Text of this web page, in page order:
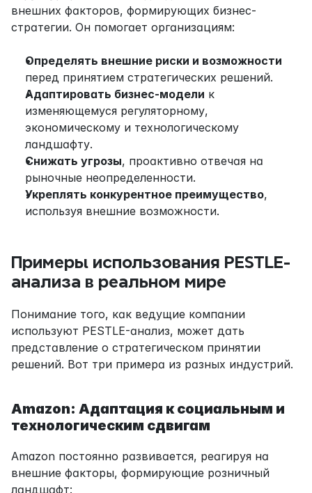
внешних факторов, формирующих бизнес-
стратегии. Он помогает организациям:
Определять внешние риски и возможности
перед принятием стратегических решений.
Адаптировать бизнес-модели к
изменяющемуся регуляторному,
экономическому и технологическому
ландшафту.
Снижать угрозы, проактивно отвечая на
рыночные неопределенности.
Укреплять конкурентное преимущество,
используя внешние возможности.
Примеры использования PESTLE-
анализа в реальном мире
Понимание того, как ведущие компании
используют PESTLE-анализ, может дать
представление о стратегическом принятии
решений. Вот три примера из разных индустрий.
Amazon: Адаптация к социальным и
технологическим сдвигам
Amazon постоянно развивается, реагируя на
внешние факторы, формирующие розничный
ландшафт: